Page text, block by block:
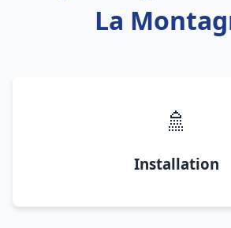
La
🚿
Installation